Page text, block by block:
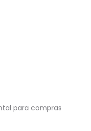
para compras